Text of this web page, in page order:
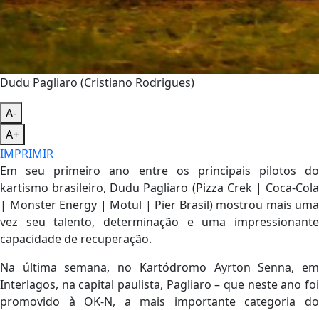
Dudu Pagliaro (Cristiano Rodrigues)
A-
A+
IMPRIMIR
Em seu primeiro ano entre os principais pilotos do
kartismo brasileiro, Dudu Pagliaro (Pizza Crek | Coca-Cola
| Monster Energy | Motul | Pier Brasil) mostrou mais uma
vez seu talento, determinação e uma impressionante
capacidade de recuperação.
Na última semana, no Kartódromo Ayrton Senna, em
Interlagos, na capital paulista, Pagliaro – que neste ano foi
promovido à OK-N, a mais importante categoria do